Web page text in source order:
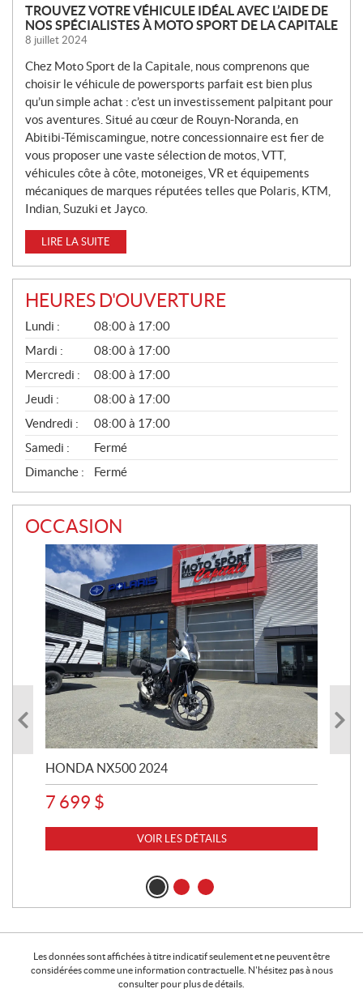
N
O
U
V
E
L
L
E
S
TROUVEZ VOTRE VÉHICULE IDÉAL AVEC L’AIDE DE
NOS SPÉCIALISTES À MOTO SPORT DE LA CAPITALE
8 juillet 2024
Chez Moto Sport de la Capitale, nous comprenons que
choisir le véhicule de powersports parfait est bien plus
qu’un simple achat : c’est un investissement palpitant pour
vos aventures. Situé au cœur de Rouyn-Noranda, en
Abitibi-Témiscamingue, notre concessionnaire est fier de
vous proposer une vaste sélection de motos, VTT,
véhicules côte à côte, motoneiges, VR et équipements
mécaniques de marques réputées telles que Polaris, KTM,
Indian, Suzuki et Jayco.
LIRE LA SUITE
HEURES D'OUVERTURE
G
É
N
É
R
A
L
Lundi :
08:00 à 17:00
Mardi :
08:00 à 17:00
Mercredi :
08:00 à 17:00
Jeudi :
08:00 à 17:00
Vendredi :
08:00 à 17:00
Samedi :
Fermé
Dimanche :
Fermé
OCCASION
HONDA NX500 2024
7 699 $
VOIR LES DÉTAILS
Les données sont affichées à titre indicatif seulement et ne peuvent être
considérées comme une information contractuelle. N'hésitez pas à nous
consulter pour plus de détails.